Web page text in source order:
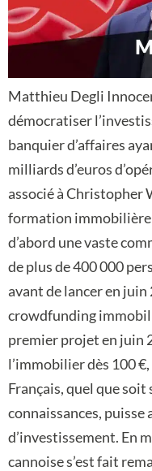
Matthieu Degli
démocratiser
banquier d’affaires
milliards d’euros
associé à Christopher
formation immobilière
d’abord une vaste
de plus de 400 000
avant de lancer en
crowdfunding
premier projet en juin
l’immobilier dès 100
Français, quel que soit
connaissances, puisse
d’investissement. En
cannoise s’est fait